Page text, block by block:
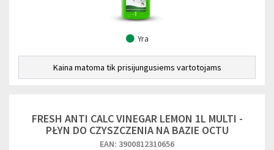
Yra
Kaina matoma tik prisijungusiems vartotojams
FRESH ANTI CALC VINEGAR LEMON 1L MULTI -
PŁYN DO CZYSZCZENIA NA BAZIE OCTU
EAN: 3900812310656